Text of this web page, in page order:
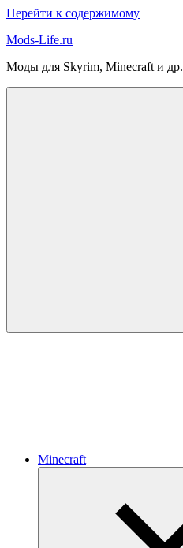
Перейти к содержимому
Mods-Life.ru
Моды для Skyrim, Minecraft и др.
Minecraft